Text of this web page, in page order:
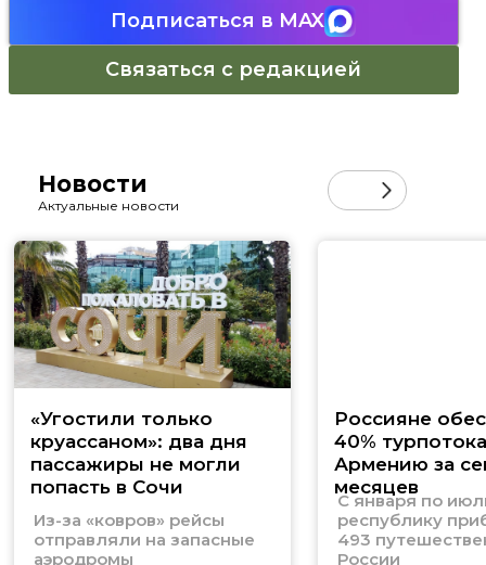
Подписаться в MAX
Связаться с редакцией
Новости
Актуальные новости
«Угостили только
круассаном»: два дня
пассажиры не могли
попасть в Сочи
Из-за «ковров» рейсы
отправляли на запасные
аэродромы
Россияне
40%
Армению за
месяцев
С января по
республику
493
России